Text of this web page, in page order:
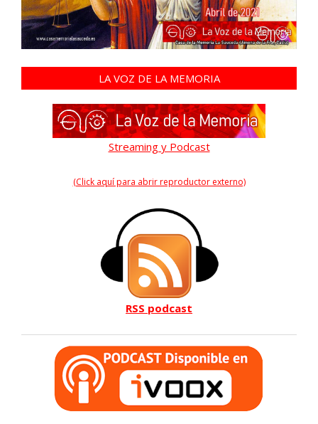
LA VOZ DE LA MEMORIA
Streaming y Podcast
(Click aquí para abrir reproductor externo)
RSS podcast